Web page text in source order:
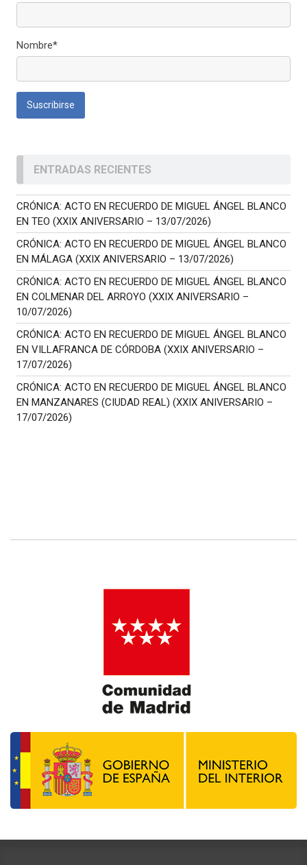
Nombre*
ENTRADAS RECIENTES
CRÓNICA: ACTO EN RECUERDO DE MIGUEL ÁNGEL BLANCO
EN TEO (XXIX ANIVERSARIO – 13/07/2026)
CRÓNICA: ACTO EN RECUERDO DE MIGUEL ÁNGEL BLANCO
EN MÁLAGA (XXIX ANIVERSARIO – 13/07/2026)
CRÓNICA: ACTO EN RECUERDO DE MIGUEL ÁNGEL BLANCO
EN COLMENAR DEL ARROYO (XXIX ANIVERSARIO –
10/07/2026)
CRÓNICA: ACTO EN RECUERDO DE MIGUEL ÁNGEL BLANCO
EN VILLAFRANCA DE CÓRDOBA (XXIX ANIVERSARIO –
17/07/2026)
CRÓNICA: ACTO EN RECUERDO DE MIGUEL ÁNGEL BLANCO
EN MANZANARES (CIUDAD REAL) (XXIX ANIVERSARIO –
17/07/2026)